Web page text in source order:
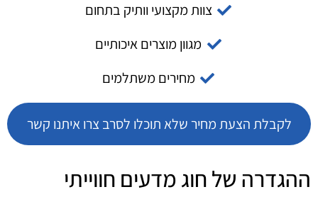
צוות מקצועי וותיק בתחום
מגוון מוצרים איכותיים
מחירים משתלמים
לקבלת הצעת מחיר שלא תוכלו לסרב צרו איתנו קשר
ההגדרה של חוג מדעים חווייתי